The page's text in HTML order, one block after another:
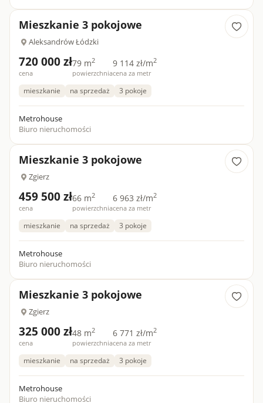
Mieszkanie 3 pokojowe
Aleksandrów Łódzki
720 000 zł
cena
79 m2
powierzchnia
9 114 zł/m2
cena za metr
mieszkanie na sprzedaż 3 pokoje
Metrohouse
Biuro nieruchomości
Mieszkanie 3 pokojowe
Zgierz
459 500 zł
cena
66 m2
powierzchnia
6 963 zł/m2
cena za metr
mieszkanie na sprzedaż 3 pokoje
Metrohouse
Biuro nieruchomości
Mieszkanie 3 pokojowe
Zgierz
325 000 zł
cena
48 m2
powierzchnia
6 771 zł/m2
cena za metr
mieszkanie na sprzedaż 3 pokoje
Metrohouse
Biuro nieruchomości